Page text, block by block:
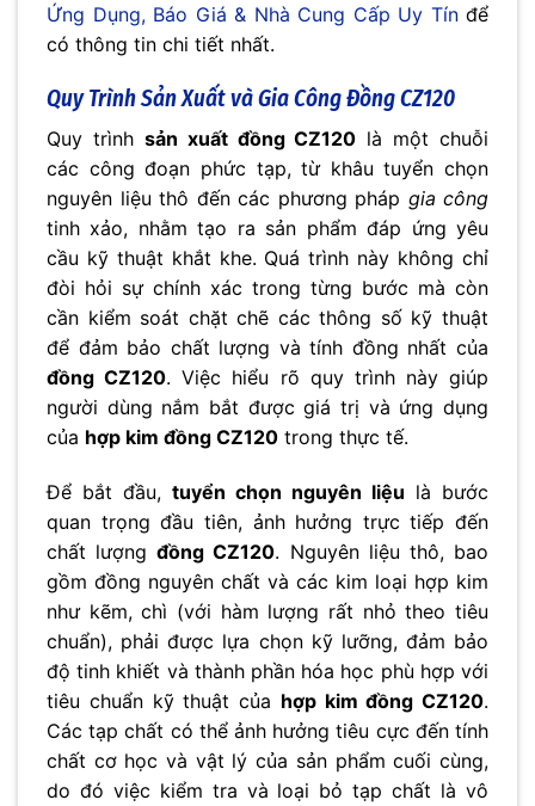
Ứng Dụng, Báo Giá & Nhà Cung Cấp Uy Tínđể
có thông tin chi tiết nhất.
Quy Trình Sản Xuất và Gia Công Đồng CZ120
Quy trình sản xuất đồng CZ120 là một chuỗi
các công đoạn phức tạp, từ khâu tuyển chọn
nguyên liệu thô đến các phương pháp gia công
tinh xảo, nhằm tạo ra sản phẩm đáp ứng yêu
cầu kỹ thuật khắt khe. Quá trình này không chỉ
đòi hỏi sự chính xác trong từng bước mà còn
cần kiểm soát chặt chẽ các thông số kỹ thuật
để đảm bảo chất lượng và tính đồng nhất của
đồng CZ120. Việc hiểu rõ quy trình này giúp
người dùng nắm bắt được giá trị và ứng dụng
của hợp kim đồng CZ120 trong thực tế.
Để bắt đầu, tuyển chọn nguyên liệu là bước
quan trọng đầu tiên, ảnh hưởng trực tiếp đến
chất lượngđồng CZ120. Nguyên liệu thô, bao
gồm đồng nguyên chất và các kim loại hợp kim
như kẽm, chì (với hàm lượng rất nhỏ theo tiêu
chuẩn), phải được lựa chọn kỹ lưỡng, đảm bảo
độ tinh khiết và thành phần hóa học phù hợp với
tiêu chuẩn kỹ thuật của hợp kim đồng CZ120.
Các tạp chất có thể ảnh hưởng tiêu cực đến tính
chất cơ học và vật lý của sản phẩm cuối cùng,
do đó việc kiểm tra và loại bỏ tạp chất là vô